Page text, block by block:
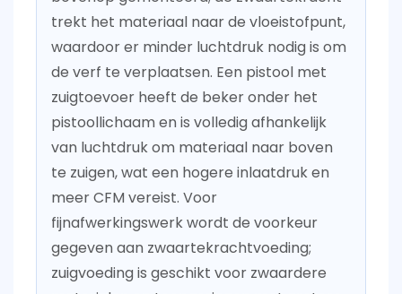
trekt het materiaal naar de vloeistofpunt,
waardoor er minder luchtdruk nodig is om
de verf te verplaatsen. Een pistool met
zuigtoevoer heeft de beker onder het
pistoollichaam en is volledig afhankelijk
van luchtdruk om materiaal naar boven
te zuigen, wat een hogere inlaatdruk en
meer CFM vereist. Voor
fijnafwerkingswerk wordt de voorkeur
gegeven aan zwaartekrachtvoeding;
zuigvoeding is geschikt voor zwaardere